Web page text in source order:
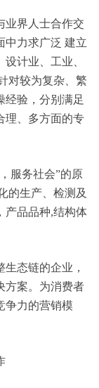
业界人士合作交
中力求广泛 建立
计业、工业、
对较为复杂、繁
经验，分别满足
理、多方面的专
服务社会”的原
的生产、检测及
产品品种,结构体
态链的企业，
方案。为消费者
争力的营销模